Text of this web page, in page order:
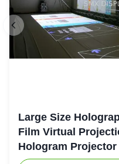
Large Size
Film Virtual
Hologram Projector